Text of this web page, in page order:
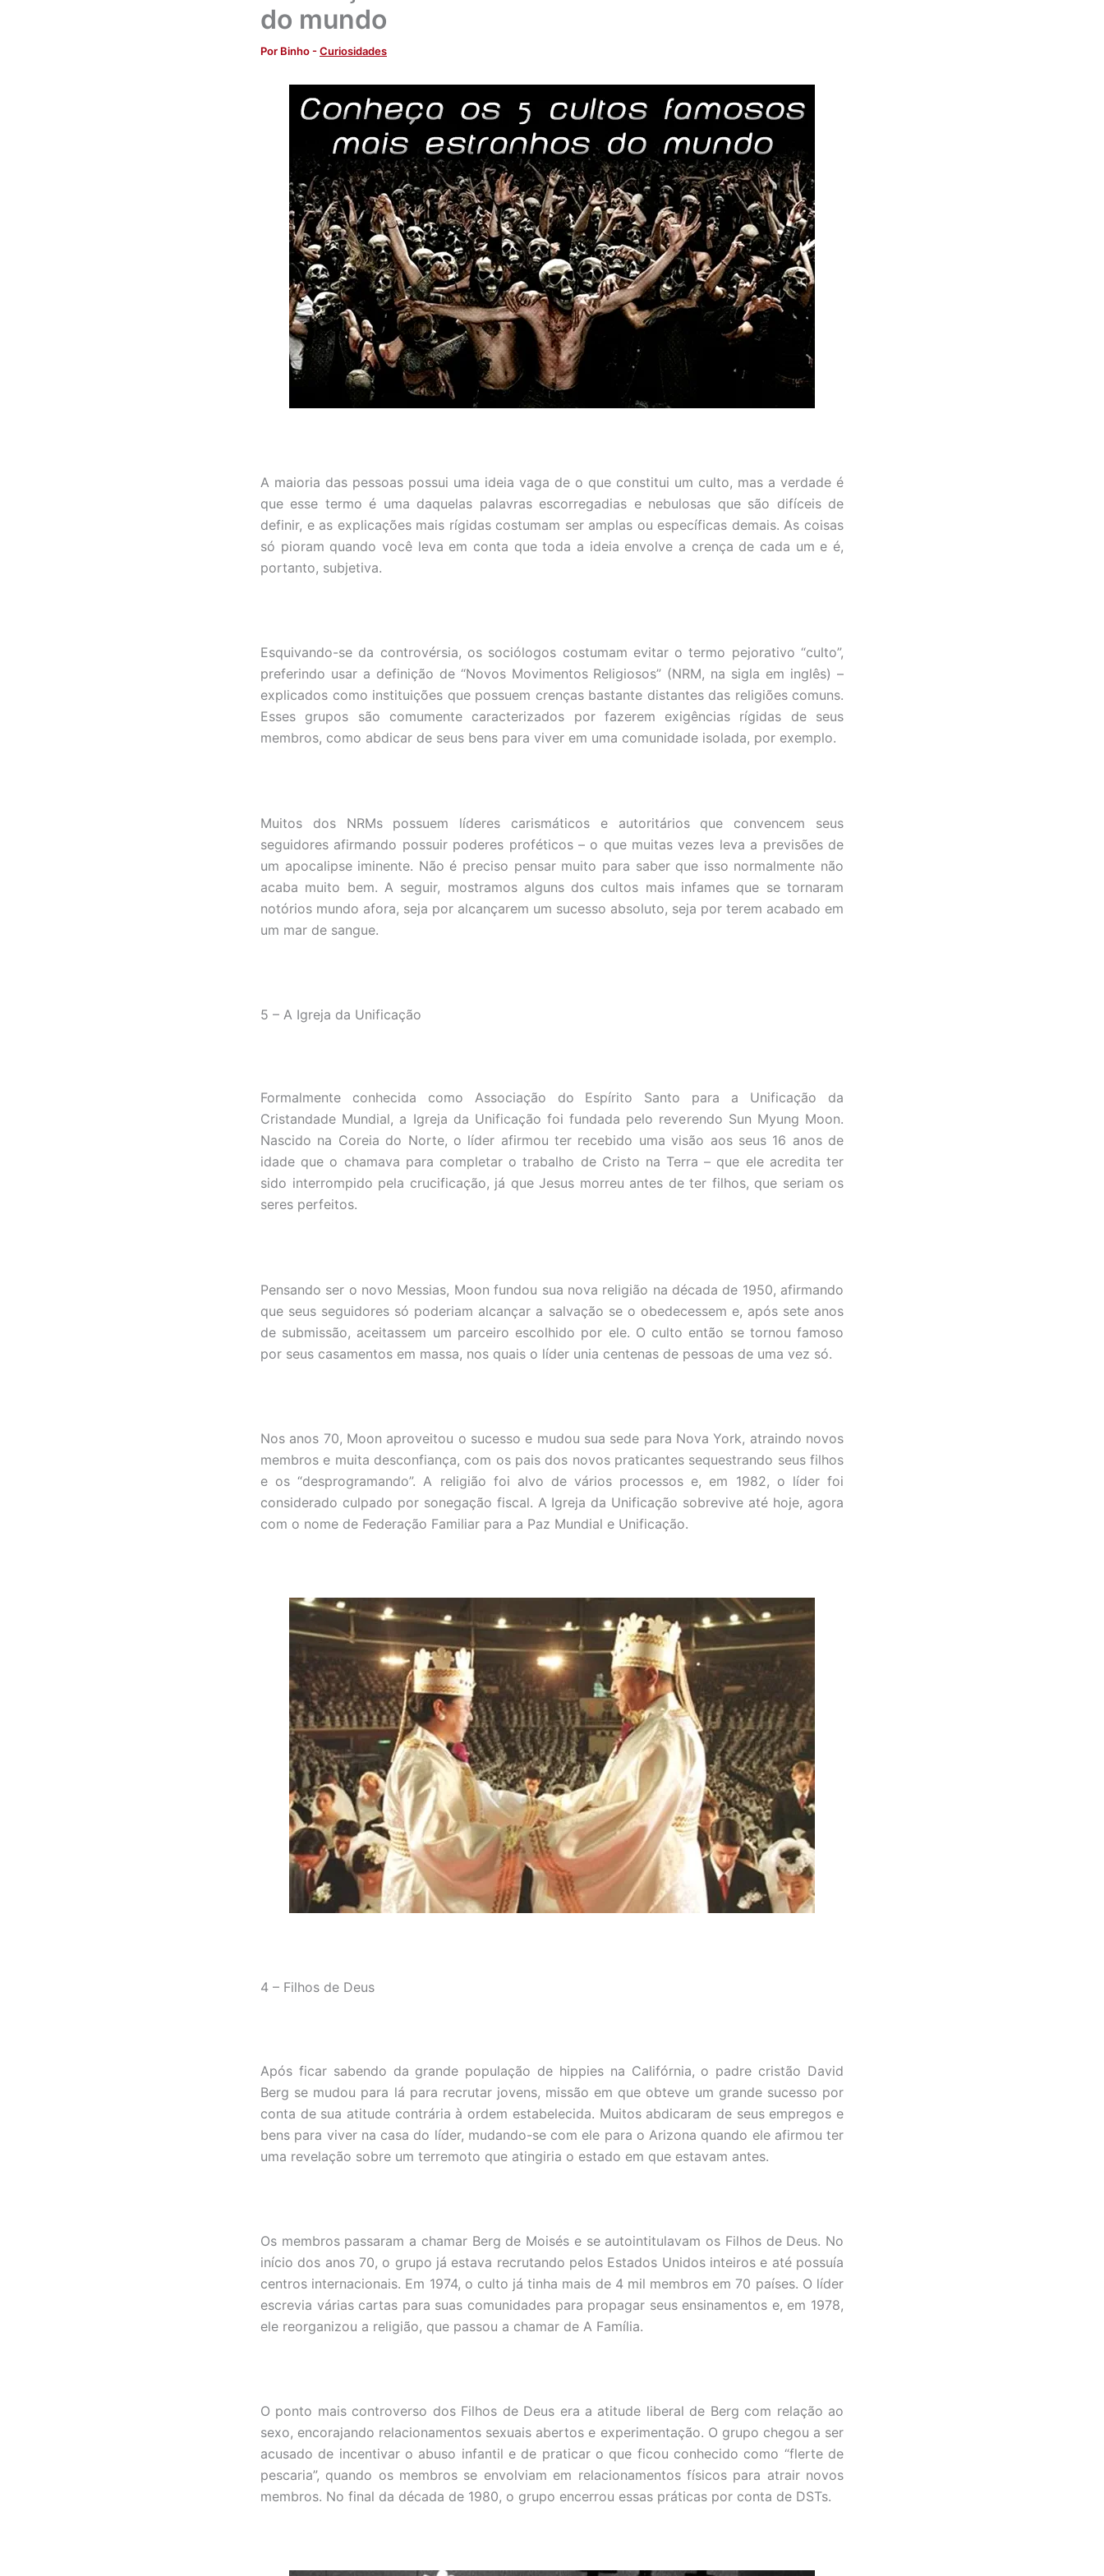
do mundo
Por Binho-Curiosidades
A maioria das pessoas possui uma ideia vaga de o que constitui um culto, mas a verdade é
que esse termo é uma daquelas palavras escorregadias e nebulosas que são difíceis de
definir, e as explicações mais rígidas costumam ser amplas ou específicas demais. As coisas
só pioram quando você leva em conta que toda a ideia envolve a crença de cada um e é,
portanto, subjetiva.
Esquivando-se da controvérsia, os sociólogos costumam evitar o termo pejorativo “culto”,
preferindo usar a definição de “Novos Movimentos Religiosos” (NRM, na sigla em inglês) –
explicados como instituições que possuem crenças bastante distantes das religiões comuns.
Esses grupos são comumente caracterizados por fazerem exigências rígidas de seus
membros, como abdicar de seus bens para viver em uma comunidade isolada, por exemplo.
Muitos dos NRMs possuem líderes carismáticos e autoritários que convencem seus
seguidores afirmando possuir poderes proféticos – o que muitas vezes leva a previsões de
um apocalipse iminente. Não é preciso pensar muito para saber que isso normalmente não
acaba muito bem. A seguir, mostramos alguns dos cultos mais infames que se tornaram
notórios mundo afora, seja por alcançarem um sucesso absoluto, seja por terem acabado em
um mar de sangue.
5 – A Igreja da Unificação
Formalmente conhecida como Associação do Espírito Santo para a Unificação da
Cristandade Mundial, a Igreja da Unificação foi fundada pelo reverendo Sun Myung Moon.
Nascido na Coreia do Norte, o líder afirmou ter recebido uma visão aos seus 16 anos de
idade que o chamava para completar o trabalho de Cristo na Terra – que ele acredita ter
sido interrompido pela crucificação, já que Jesus morreu antes de ter filhos, que seriam os
seres perfeitos.
Pensando ser o novo Messias, Moon fundou sua nova religião na década de 1950, afirmando
que seus seguidores só poderiam alcançar a salvação se o obedecessem e, após sete anos
de submissão, aceitassem um parceiro escolhido por ele. O culto então se tornou famoso
por seus casamentos em massa, nos quais o líder unia centenas de pessoas de uma vez só.
Nos anos 70, Moon aproveitou o sucesso e mudou sua sede para Nova York, atraindo novos
membros e muita desconfiança, com os pais dos novos praticantes sequestrando seus filhos
e os “desprogramando”. A religião foi alvo de vários processos e, em 1982, o líder foi
considerado culpado por sonegação fiscal. A Igreja da Unificação sobrevive até hoje, agora
com o nome de Federação Familiar para a Paz Mundial e Unificação.
4 – Filhos de Deus
Após ficar sabendo da grande população de hippies na Califórnia, o padre cristão David
Berg se mudou para lá para recrutar jovens, missão em que obteve um grande sucesso por
conta de sua atitude contrária à ordem estabelecida. Muitos abdicaram de seus empregos e
bens para viver na casa do líder, mudando-se com ele para o Arizona quando ele afirmou ter
uma revelação sobre um terremoto que atingiria o estado em que estavam antes.
Os membros passaram a chamar Berg de Moisés e se autointitulavam os Filhos de Deus. No
início dos anos 70, o grupo já estava recrutando pelos Estados Unidos inteiros e até possuía
centros internacionais. Em 1974, o culto já tinha mais de 4 mil membros em 70 países. O líder
escrevia várias cartas para suas comunidades para propagar seus ensinamentos e, em 1978,
ele reorganizou a religião, que passou a chamar de A Família.
O ponto mais controverso dos Filhos de Deus era a atitude liberal de Berg com relação ao
sexo, encorajando relacionamentos sexuais abertos e experimentação. O grupo chegou a ser
acusado de incentivar o abuso infantil e de praticar o que ficou conhecido como “flerte de
pescaria”, quando os membros se envolviam em relacionamentos físicos para atrair novos
membros. No final da década de 1980, o grupo encerrou essas práticas por conta de DSTs.